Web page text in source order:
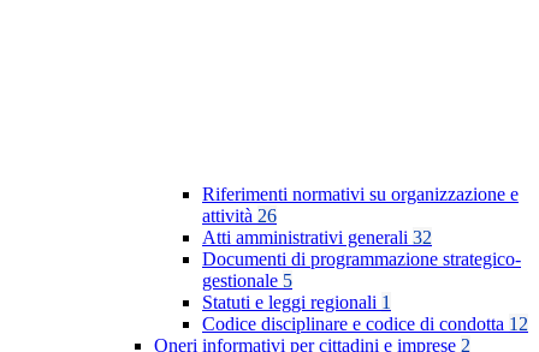
Riferimenti normativi su organizzazione e
attività 26
Atti amministrativi generali 32
Documenti di programmazione strategico-
gestionale 5
Statuti e leggi regionali 1
Codice disciplinare e codice di condotta 12
Oneri informativi per cittadini e imprese 2